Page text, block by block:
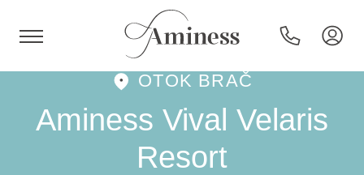
HR
OTOK BRAČ
Aminess Vival Velaris
Resort